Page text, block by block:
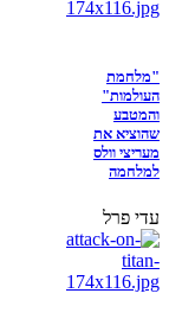
"מלחמת
העולמות"
והמטבע
שהוציא את
מעריצי וולס
למלחמה
עדי פרל